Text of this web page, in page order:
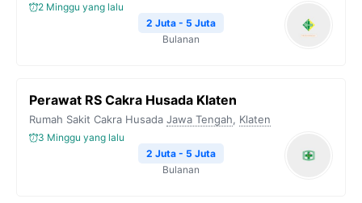
2 Minggu yang lalu
2 Juta - 5 Juta
Bulanan
Perawat RS Cakra Husada Klaten
Rumah Sakit Cakra Husada Jawa Tengah, Klaten
3 Minggu yang lalu
2 Juta - 5 Juta
Bulanan